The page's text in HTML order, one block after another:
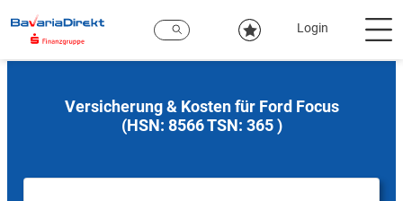
Hauptinhalt
Login
Versicherung & Kosten für Ford Focus
(HSN: 8566 TSN: 365 )